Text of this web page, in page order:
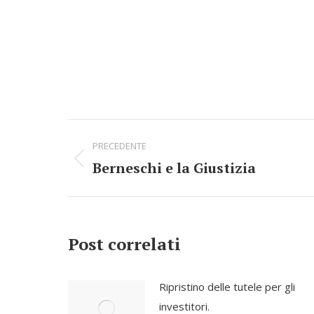
di
navigazione
PRECEDENTE
Stile
Berneschi e la Giustizia
Post correlati
Ripristino delle tutele per gli
investitori.